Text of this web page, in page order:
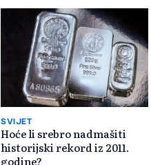
SVIJET
Hoće li srebro nadmašiti
historijski rekord iz 2011.
godine?